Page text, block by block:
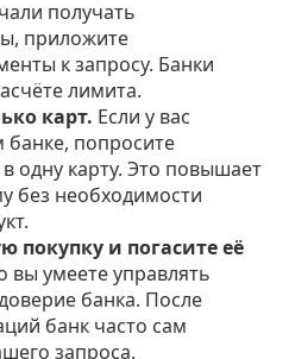
получать
приложите
к запросу. Банки
лимита.
карт. Если у вас
банке, попросите
одну карту. Это повышает
без необходимости
покупку и погасите её
вы умеете управлять
банка. После
банк часто сам
запроса.